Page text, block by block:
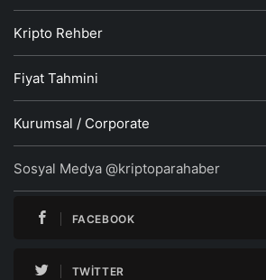
Kripto Rehber
Fiyat Tahmini
Kurumsal / Corporate
Sosyal Medya @kriptoparahaber
FACEBOOK
TWITTER